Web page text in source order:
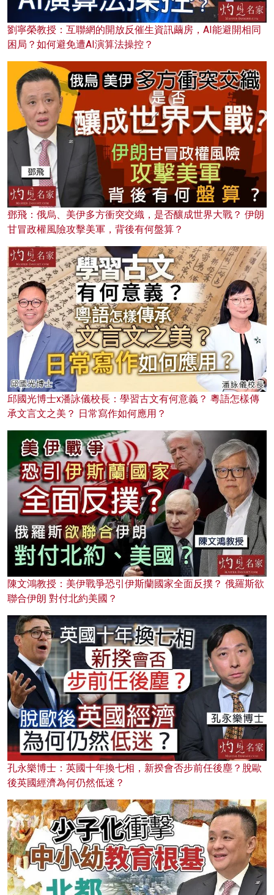
劉寧榮教授：互聯網的開放反催生資訊繭房，AI能避開相同
困局？如何避免遭AI演算法操控？
鄧飛：俄烏、美伊多方衝突交織，是否釀成世界大戰？ 伊朗
甘冒政權風險攻擊美軍，背後有何盤算？
邱國光博士x潘詠儀校長：學習古文有何意義？ 粵語怎樣傳
承文言文之美？ 日常寫作如何應用？
陳文鴻教授：美伊戰爭恐引伊斯蘭國家全面反撲？ 俄羅斯欲
聯合伊朗 對付北約美國？
孔永樂博士：英國十年換七相，新揆會否步前任後塵？脫歐
後英國經濟為何仍然低迷？